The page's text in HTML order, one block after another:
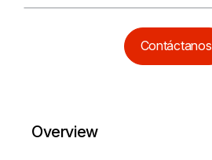
Contáctanos
Overview